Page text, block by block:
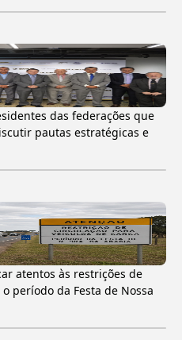
das federações que
pautas estratégicas e
atentos às restrições de
período da Festa de Nossa